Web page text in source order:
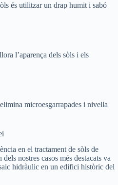
és utilitzar un drap humit i sabó
l’aparença dels sòls i els
microesgarrapades i nivella
en el tractament de sòls de
nostres casos més destacats va
hidràulic en un edifici històric del